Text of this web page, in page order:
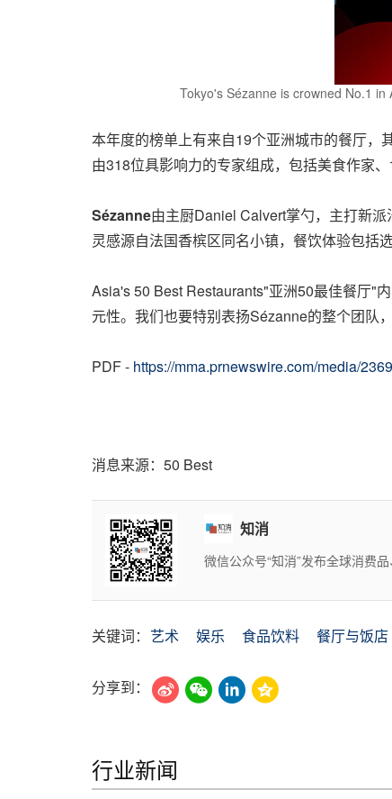
Tokyo's Sézanne is crowned No.1
本年度的榜单上有来自19个亚洲城市的餐厅，
由318位具影响力的专家组成，包括美食作家
Sézanne由主厨Daniel Calvert掌勺，主打新
灵感源自法国香槟区同名小镇，餐饮体验包括
Asia's50 Best Restaurants"亚洲50最佳餐厅"
元性。我们也要特别表扬Sézanne的整个团队
PDF - https://mma.prnewswire.com/media/
消息来源：50 Best
知消
微信公众号“知消”发布全球消费
关键词： 艺术 娱乐 食品饮料 餐厅与饭店
分享到：
行业新闻